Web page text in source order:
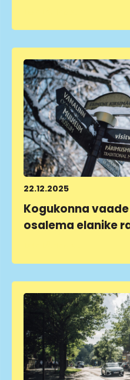
22.12.2025
Kogukonna
osalema elanike